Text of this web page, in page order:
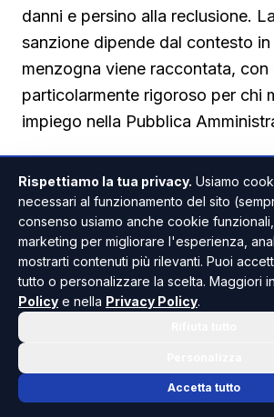
danni e persino alla reclusione.
sanzione dipende dal contesto in
menzogna viene raccontata, con
particolarmente rigoroso per chi
impiego nella Pubblica
costare la libertà
Quando la bugia riguarda
nella Pubblica Amministrazione,
concreto e tangibile. Oltre alla
dell’impiego, il lavoratore può
statali per un periodo
situazioni più gravi può
Rispettiamo la tua privacy. Usiamo
necessari al funzionamento del sito
consenso usiamo anche cookie
marketing per migliorare l'esperienza,
mostrarti contenuti più rilevanti. Puoi
tutto o personalizzare la scelta. Maggiori
Policy e nella Privacy Policy.
Accetta tutto